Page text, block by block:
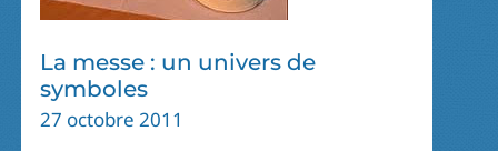
La messe : un univers de
symboles
27 octobre 2011